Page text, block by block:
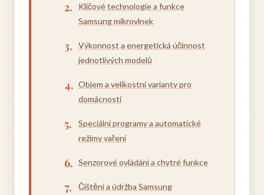
Klíčové technologie a funkce
Samsung mikrovlnek
Výkonnost a energetická účinnost
jednotlivých modelů
Objem a velikostní varianty pro
domácnosti
Speciální programy a automatické
režimy vaření
Senzorové ovládání a chytré funkce
Čištění a údržba Samsung